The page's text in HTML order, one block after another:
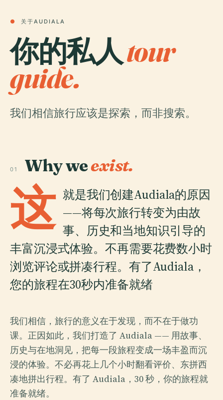
● 关于AUDIALA
你的私人tour
guide.
我们相信旅行应该是探索，而非搜索。
01 Why weexist.
这 就是我们创建Audiala的原因
——将每次旅行转变为由故
事、历史和当地知识引导的
丰富沉浸式体验。不再需要花费数小时
浏览评论或拼凑行程。有了Audiala，
您的旅程在30秒内准备就绪
我们相信，旅行的意义在于发现，而不在于做功
课。正因如此，我们打造了 Audiala —— 用故事、
历史与在地洞见，把每一段旅程变成一场丰盈而沉
浸的体验。不必再花上几个小时翻看评价、东拼西
凑地拼出行程。有了 Audiala，30 秒，你的旅程就
准备就绪。